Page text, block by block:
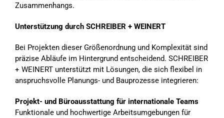
Zusammenhangs.
Unterstützung durch SCHREIBER + WEINERT
Bei Projekten dieser Größenordnung und Komplexität sind
präzise Abläufe im Hintergrund entscheidend. SCHREIBER
+ WEINERT unterstützt mit Lösungen, die sich flexibel in
anspruchsvolle Planungs- und Bauprozesse integrieren:
Projekt- und Büroausstattung für internationale Teams
Funktionale und hochwertige Arbeitsumgebungen für